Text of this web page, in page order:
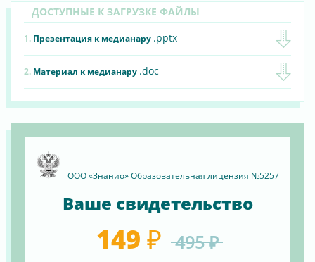
ДОСТУПНЫЕ К ЗАГРУЗКЕ ФАЙЛЫ
1. Презентация к медианару .pptx
2. Материал к медианару .doc
ООО «Знанио» Образовательная лицензия №5257
Ваше свидетельство
149 ₽ 495 ₽